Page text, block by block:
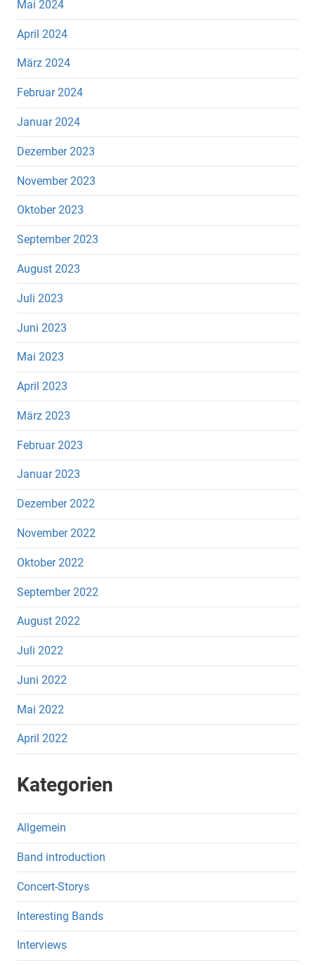
Mai 2024
April 2024
März 2024
Februar 2024
Januar 2024
Dezember 2023
November 2023
Oktober 2023
September 2023
August 2023
Juli 2023
Juni 2023
Mai 2023
April 2023
März 2023
Februar 2023
Januar 2023
Dezember 2022
November 2022
Oktober 2022
September 2022
August 2022
Juli 2022
Juni 2022
Mai 2022
April 2022
Kategorien
Allgemein
Band introduction
Concert-Storys
Interesting Bands
Interviews